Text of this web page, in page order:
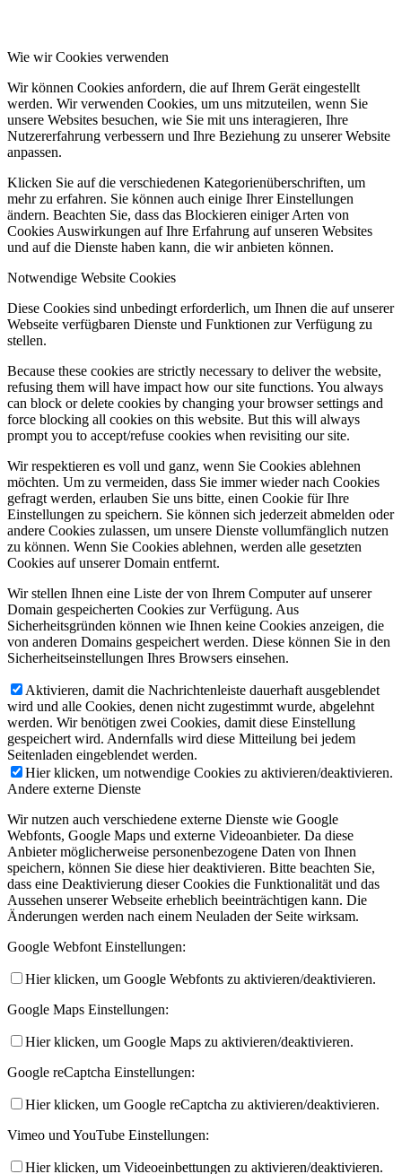
Wie wir Cookies verwenden
Wir können Cookies anfordern, die auf Ihrem Gerät eingestellt
werden. Wir verwenden Cookies, um uns mitzuteilen, wenn Sie
unsere Websites besuchen, wie Sie mit uns interagieren, Ihre
Nutzererfahrung verbessern und Ihre Beziehung zu unserer Website
anpassen.
Klicken Sie auf die verschiedenen Kategorienüberschriften, um
mehr zu erfahren. Sie können auch einige Ihrer Einstellungen
ändern. Beachten Sie, dass das Blockieren einiger Arten von
Cookies Auswirkungen auf Ihre Erfahrung auf unseren Websites
und auf die Dienste haben kann, die wir anbieten können.
Notwendige Website Cookies
Diese Cookies sind unbedingt erforderlich, um Ihnen die auf unserer
Webseite verfügbaren Dienste und Funktionen zur Verfügung zu
stellen.
Because these cookies are strictly necessary to deliver the website,
refusing them will have impact how our site functions. You always
can block or delete cookies by changing your browser settings and
force blocking all cookies on this website. But this will always
prompt you to accept/refuse cookies when revisiting our site.
Wir respektieren es voll und ganz, wenn Sie Cookies ablehnen
möchten. Um zu vermeiden, dass Sie immer wieder nach Cookies
gefragt werden, erlauben Sie uns bitte, einen Cookie für Ihre
Einstellungen zu speichern. Sie können sich jederzeit abmelden oder
andere Cookies zulassen, um unsere Dienste vollumfänglich nutzen
zu können. Wenn Sie Cookies ablehnen, werden alle gesetzten
Cookies auf unserer Domain entfernt.
Wir stellen Ihnen eine Liste der von Ihrem Computer auf unserer
Domain gespeicherten Cookies zur Verfügung. Aus
Sicherheitsgründen können wie Ihnen keine Cookies anzeigen, die
von anderen Domains gespeichert werden. Diese können Sie in den
Sicherheitseinstellungen Ihres Browsers einsehen.
Aktivieren, damit die Nachrichtenleiste dauerhaft ausgeblendet
wird und alle Cookies, denen nicht zugestimmt wurde, abgelehnt
werden. Wir benötigen zwei Cookies, damit diese Einstellung
gespeichert wird. Andernfalls wird diese Mitteilung bei jedem
Seitenladen eingeblendet werden.
Hier klicken, um notwendige Cookies zu aktivieren/deaktivieren.
Andere externe Dienste
Wir nutzen auch verschiedene externe Dienste wie Google
Webfonts, Google Maps und externe Videoanbieter. Da diese
Anbieter möglicherweise personenbezogene Daten von Ihnen
speichern, können Sie diese hier deaktivieren. Bitte beachten Sie,
dass eine Deaktivierung dieser Cookies die Funktionalität und das
Aussehen unserer Webseite erheblich beeinträchtigen kann. Die
Änderungen werden nach einem Neuladen der Seite wirksam.
Google Webfont Einstellungen:
Hier klicken, um Google Webfonts zu aktivieren/deaktivieren.
Google Maps Einstellungen:
Hier klicken, um Google Maps zu aktivieren/deaktivieren.
Google reCaptcha Einstellungen:
Hier klicken, um Google reCaptcha zu aktivieren/deaktivieren.
Vimeo und YouTube Einstellungen:
Hier klicken, um Videoeinbettungen zu aktivieren/deaktivieren.